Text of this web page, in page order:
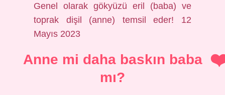
Genel olarak gökyüzü eril (baba) ve
toprak dişil (anne) temsil eder! 12
Mayıs 2023
Anne mi daha baskın baba
mı?